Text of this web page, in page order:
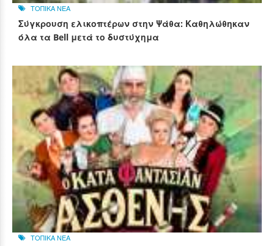
ΤΟΠΙΚΑ ΝΕΑ
Σύγκρουση ελικοπτέρων στην Ψάθα: Καθηλώθηκαν
όλα τα Bell μετά το δυστύχημα
ΤΟΠΙΚΑ ΝΕΑ